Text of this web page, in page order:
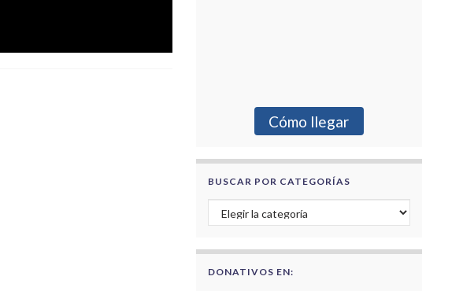
Cómo llegar
BUSCAR POR CATEGORÍAS
Buscar por categorías
DONATIVOS EN: